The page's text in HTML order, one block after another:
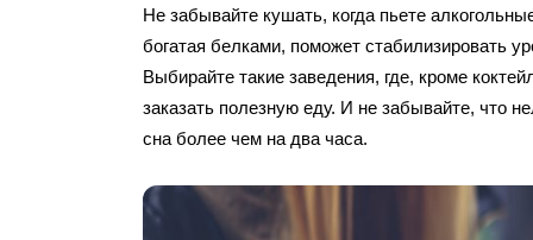
Не забывайте кушать, когда пьете
богатая белками, поможет стабилизировать
Выбирайте такие заведения, где, кроме
заказать полезную еду. И не забывайте, что
сна более чем на два часа.